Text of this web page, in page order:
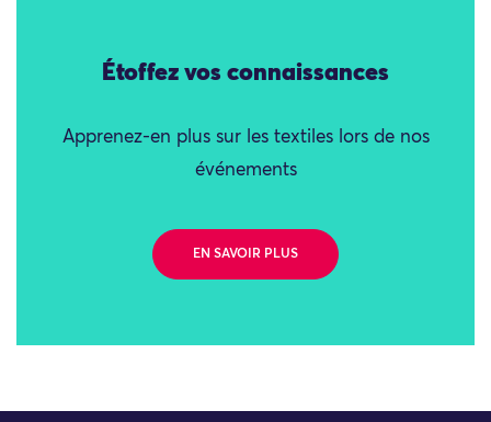
Étoffez vos connaissances
Apprenez-en plus sur les textiles lors de nos
événements
EN SAVOIR PLUS